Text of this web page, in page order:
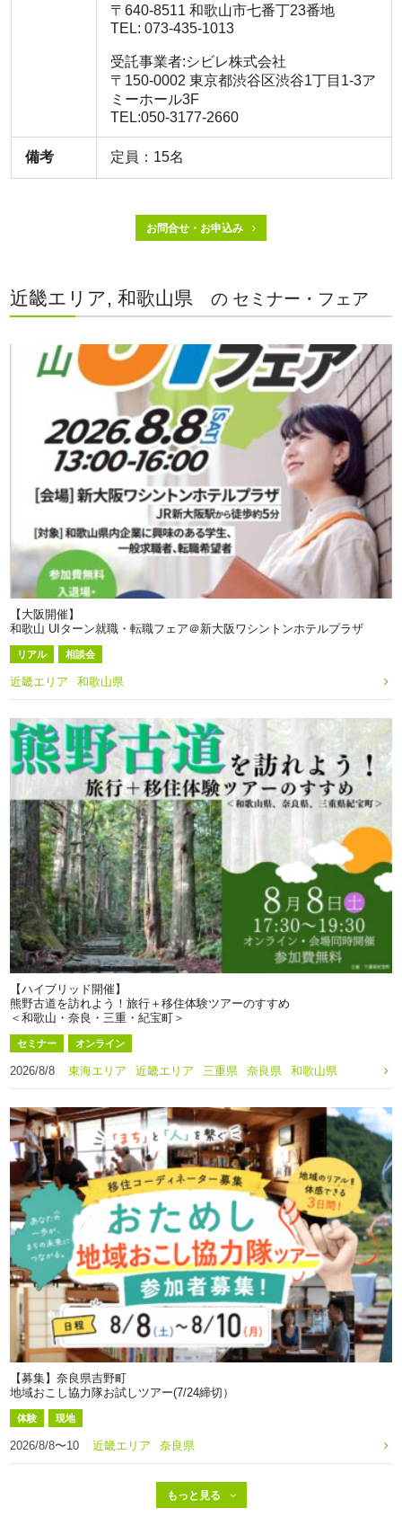
〒640-8511 和歌山市七番丁23番地
TEL: 073-435-1013
受託事業者:シビレ株式会社
〒150-0002 東京都渋谷区渋谷1丁目1-3ア
ミーホール3F
TEL:050-3177-2660
備考 定員：15名
お問合せ・お申込み
近畿エリア, 和歌山県 の セミナー・フェア
【大阪開催】
和歌山 UIターン就職・転職フェア＠新大阪ワシントンホテルプラザ
リアル 相談会
近畿エリア 和歌山県
【ハイブリッド開催】
熊野古道を訪れよう！旅行＋移住体験ツアーのすすめ
＜和歌山・奈良・三重・紀宝町＞
セミナー オンライン
2026/8/8 東海エリア 近畿エリア 三重県 奈良県 和歌山県
【募集】奈良県吉野町
地域おこし協力隊お試しツアー(7/24締切）
体験 現地
2026/8/8〜10 近畿エリア 奈良県